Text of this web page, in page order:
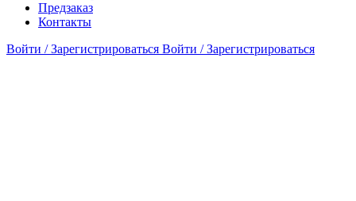
Предзаказ
Контакты
Войти / Зарегистрироваться Войти / Зарегистрироваться